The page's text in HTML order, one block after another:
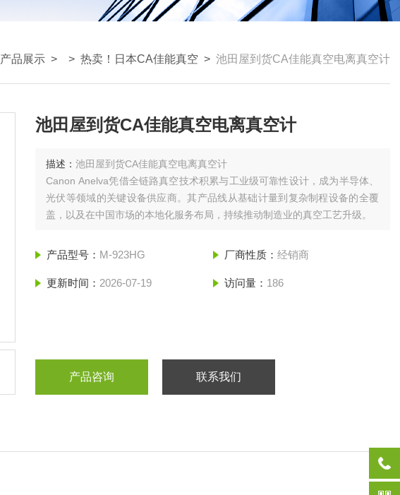
产品展示 > > 热卖！日本CA佳能真空 > 池田屋到货CA佳能真空电离真空计
池田屋到货CA佳能真空电离真空计
描述：池田屋到货CA佳能真空电离真空计
Canon Anelva凭借‌全链路真空技术积累‌与‌工业级可靠性设计‌，成为半导体、
光伏等领域的关键设备供应商。其产品线从基础计量到复杂制程设备的全覆
盖，以及在中国市场的本地化服务布局，持续推动制造业的真空工艺升级‌。
产品型号： M-923HG 厂商性质： 经销商
更新时间： 2026-07-19 访问量： 186
产品咨询 联系我们